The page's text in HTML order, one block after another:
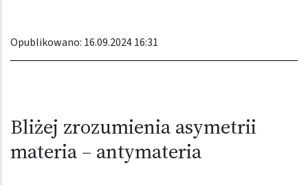
Opublikowano: 16.09.2024 16:31
Bliżej zrozumienia asymetrii
materia – antymateria